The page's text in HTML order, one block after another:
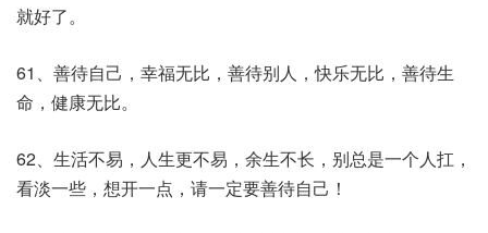
就好了。
61、善待自己，幸福无比，善待别人，快乐无比，善待生
命，健康无比。
62、生活不易，人生更不易，余生不长，别总是一个人扛，
看淡一些，想开一点，请一定要善待自己！